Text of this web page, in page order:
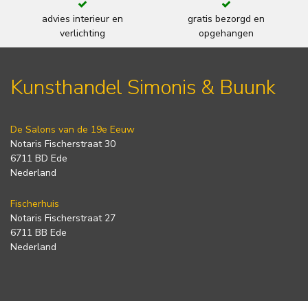
advies interieur en
verlichting
gratis bezorgd en
opgehangen
Kunsthandel Simonis & Buunk
De Salons van de 19e Eeuw
Notaris Fischerstraat 30
6711 BD Ede
Nederland
Fischerhuis
Notaris Fischerstraat 27
6711 BB Ede
Nederland